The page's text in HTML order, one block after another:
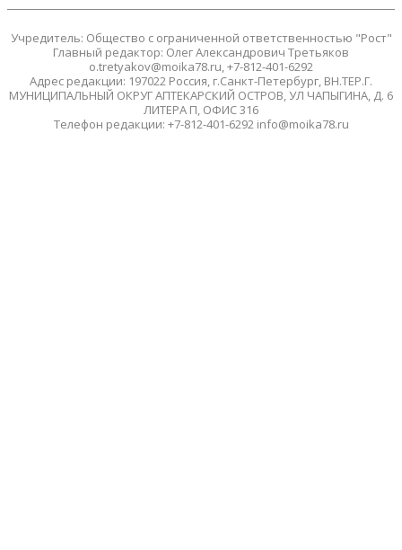
Учредитель: Общество с ограниченной ответственностью "Рост"
Главный редактор: Олег Александрович Третьяков
o.tretyakov@moika78.ru, +7-812-401-6292
Адрес редакции: 197022 Россия, г.Санкт-Петербург, ВН.ТЕР.Г.
МУНИЦИПАЛЬНЫЙ ОКРУГ АПТЕКАРСКИЙ ОСТРОВ, УЛ ЧАПЫГИНА, Д. 6
ЛИТЕРА П, ОФИС 316
Телефон редакции: +7-812-401-6292 info@moika78.ru